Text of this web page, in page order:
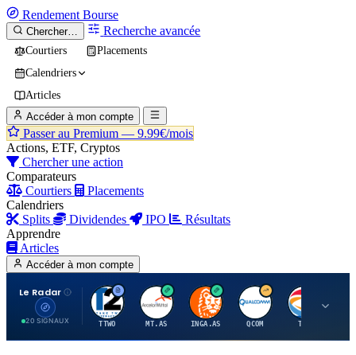
Rendement Bourse
Chercher… Recherche avancée
Courtiers
Placements
Calendriers
Articles
Accéder à mon compte
Passer au Premium — 9.99€/mois
Actions, ETF, Cryptos
Chercher une action
Comparateurs
Courtiers
Placements
Calendriers
Splits
Dividendes IPO
Résultats
Apprendre
Articles
Accéder à mon compte
Le Radar
20 SIGNAUX
T
TTWO
A
MT.AS
I
INGA.AS
Q
QCOM
T
TTE